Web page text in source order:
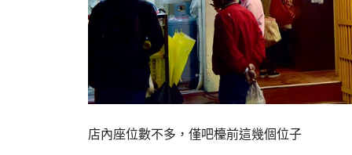
店內座位數不多，僅吧檯前這幾個位子